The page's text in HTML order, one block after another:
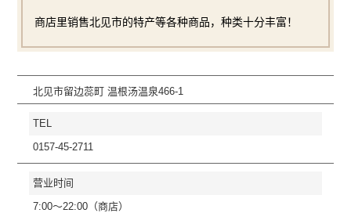
商店里销售北见市的特产等各种商品，种类十分丰富！
北见市留边蕊町 温根汤温泉466-1
TEL
0157-45-2711
营业时间
7:00～22:00（商店）